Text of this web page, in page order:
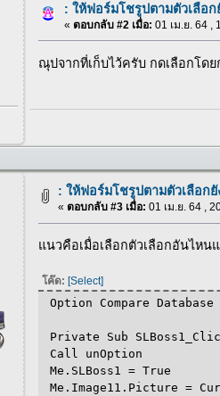
: ให้ฟอร์มโชรูปตามตัวเลือก
« ตอบกลับ #2 เมื่อ: 01 เม.ย. 64 ,
ณุปจากที่เก็บไว้ครับ กดเลือกโด
: ให้ฟอร์มโชรูปตามตัวเลือกยั
« ตอบกลับ #3 เมื่อ: 01 เม.ย. 64 ,
แนวคือเมื่อเลือกตัวเลือกอันไห
โค๊ด: [Select]
Option Compare Database
Private Sub
Call unOption
Me.SLBoss1 = True
Me.Image11.Picture =